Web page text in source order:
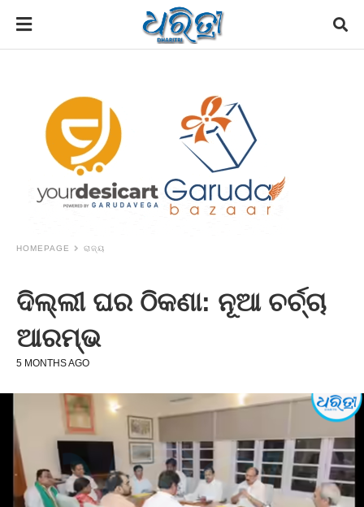
HOMEPAGE ରାଜ୍ୟ
ଦିଲ୍ଲୀ ଘର ଠିକଣା: ନୂଆ ଚର୍ଚ୍ଚା
ଆରମ୍ଭ
5 MONTHS AGO